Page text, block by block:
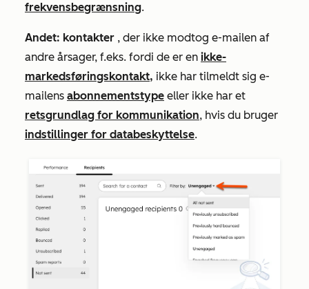
frekvensbegrænsning.
Andet: kontakter , der ikke modtog e-mailen af
andre årsager, f.eks. fordi de er en ikke-
markedsføringskontakt, ikke har tilmeldt sig e-
mailens abonnementstype eller ikke har et
retsgrundlag for kommunikation, hvis du bruger
indstillinger for databeskyttelse.